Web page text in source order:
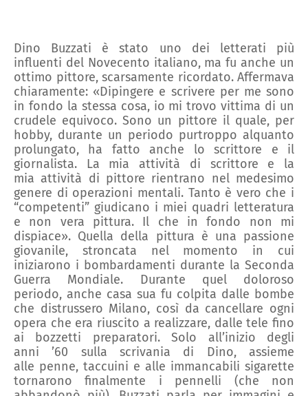
Dino Buzzati è stato uno dei letterati più
influenti del Novecento italiano, ma fu anche un
ottimo pittore, scarsamente ricordato. Affermava
chiaramente: «Dipingere e scrivere per me sono
in fondo la stessa cosa, io mi trovo vittima di un
crudele equivoco. Sono un pittore il quale, per
hobby, durante un periodo purtroppo alquanto
prolungato, ha fatto anche lo scrittore e il
giornalista. La mia attivita ̀ di scrittore e la
mia attivita ̀ di pittore rientrano nel medesimo
genere di operazioni mentali. Tanto è vero che i
“competenti” giudicano i miei quadri letteratura
e non vera pittura. Il che in fondo non mi
dispiace». Quella della pittura è una passione
giovanile, stroncata nel momento in cui
iniziarono i bombardamenti durante la Seconda
Guerra Mondiale. Durante quel doloroso
periodo, anche casa sua fu colpita dalle bombe
che distrussero Milano, così da cancellare ogni
opera che era riuscito a realizzare, dalletele fino
ai bozzetti preparatori.Solo all’inizio degli
anni’60 sulla scrivania di Dino, assieme
alle penne, taccuini e alle immancabili sigarette
tornaronofinalmente i pennelli (che non